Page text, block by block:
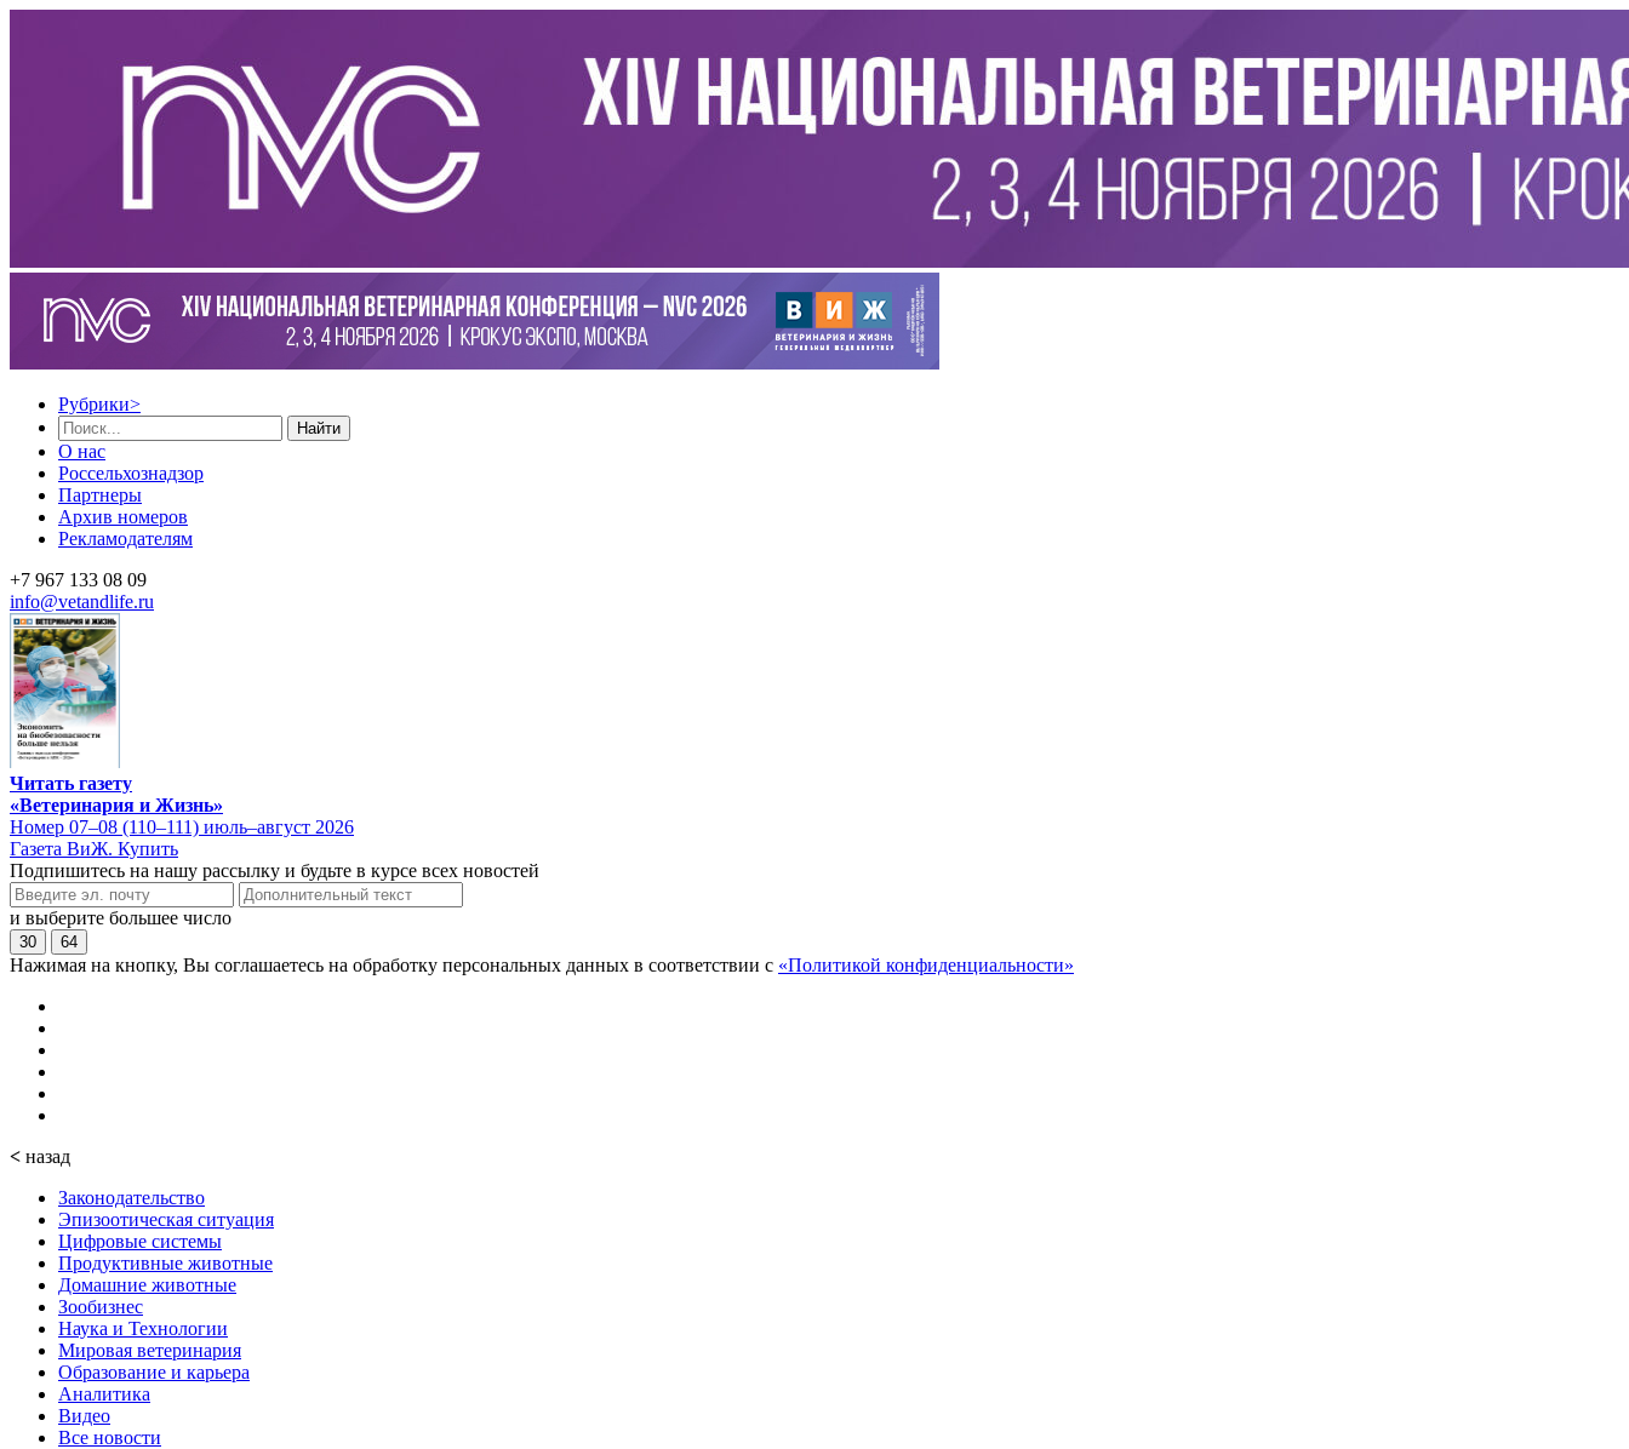
Рубрики>
Найти
О нас
Россельхознадзор
Партнеры
Архив номеров
Рекламодателям
+7 967 133 08 09
info@vetandlife.ru
Читать газету
«Ветеринария и Жизнь»
Номер 07–08 (110–111) июль–август 2026
Газета ВиЖ. Купить
Подпишитесь на нашу рассылку и будьте в курсе всех новостей
и выберите большее число
30 64
Нажимая на кнопку, Вы соглашаетесь на обработку персональных данных в соответствии с «Политикой конфиденциальности»
< назад
Законодательство
Эпизоотическая ситуация
Цифровые системы
Продуктивные животные
Домашние животные
Зообизнес
Наука и Технологии
Мировая ветеринария
Образование и карьера
Аналитика
Видео
Все новости